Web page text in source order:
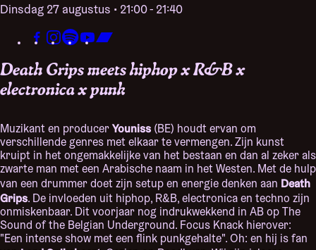
dinsdag 27 augustus • 21:00 - 21:40
Death Grips meets hiphop x R&B x
electronica x punk
Muzikant en producer Youniss (BE) houdt ervan om
verschillende genres met elkaar te vermengen. Zijn kunst
kruipt in het ongemakkelijke van het bestaan en dan al zeker als
zwarte man met een Arabische naam in het Westen. Met de hulp
van een drummer doet zijn setup en energie denken aan Death
Grips. De invloeden uit hiphop, R&B, electronica en techno zijn
onmiskenbaar. Dit voorjaar nog indrukwekkend in AB op The
Sound of the Belgian Underground. Focus Knack hierover:
"Een intense show met een flink punkgehalte". Oh: en hij is fan